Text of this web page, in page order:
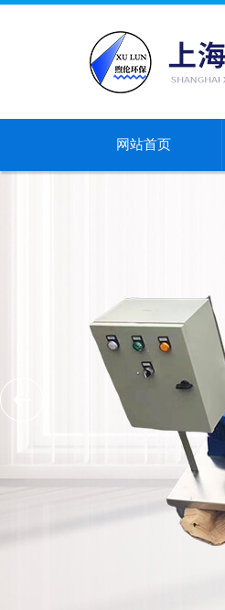
网站首页